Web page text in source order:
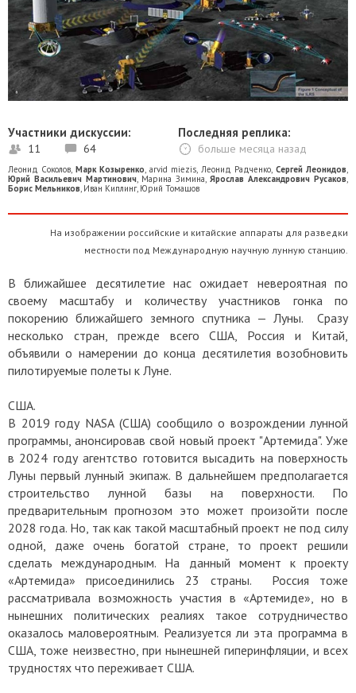
Участники дискуссии:
11 64
Последняя реплика:
больше месяца назад
Леонид Соколов, Марк Козыренко, arvid miezis, Леонид Радченко, Сергей Леонидов,
Юрий Васильевич Мартинович, Марина Зимина, Ярослав Александрович Русаков,
Борис Мельников, Иван Киплинг, Юрий Томашов
На изображении российские и китайские аппараты для разведки
местности под Международную научную лунную станцию.
В ближайшее десятилетие нас ожидает невероятная по
своему масштабу и количеству участников гонка по
покорению ближайшего земного спутника — Луны. Сразу
несколько стран, прежде всего США, Россия и Китай,
объявили о намерении до конца десятилетия возобновить
пилотируемые полеты к Луне.
США.
В 2019 году NАSА (США) сообщило о возрождении лунной
программы, анонсировав свой новый проект "Артемида". Уже
в 2024 году агентство готовится высадить на поверхность
Луны первый лунный экипаж. В дальнейшем предполагается
строительство лунной базы на поверхности. По
предварительным прогнозом это может произойти после
2028 года. Но, так как такой масштабный проект не под силу
одной, даже очень богатой стране, то проект решили
сделать международным. На данный момент к проекту
«Артемида» присоединились 23 страны. Россия тоже
рассматривала возможность участия в «Артемиде», но в
нынешних политических реалиях такое сотрудничество
оказалось маловероятным. Реализуется ли эта программа в
США, тоже неизвестно, при нынешней гиперинфляции, и всех
трудностях что переживает США.